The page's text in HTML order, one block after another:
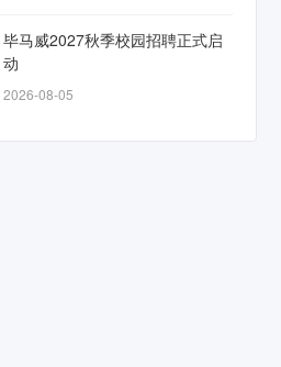
毕马威2027秋季校园招聘正式启
动
2026-08-05